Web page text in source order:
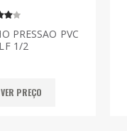
PRESSAO PVC
1/2
VER PREÇO